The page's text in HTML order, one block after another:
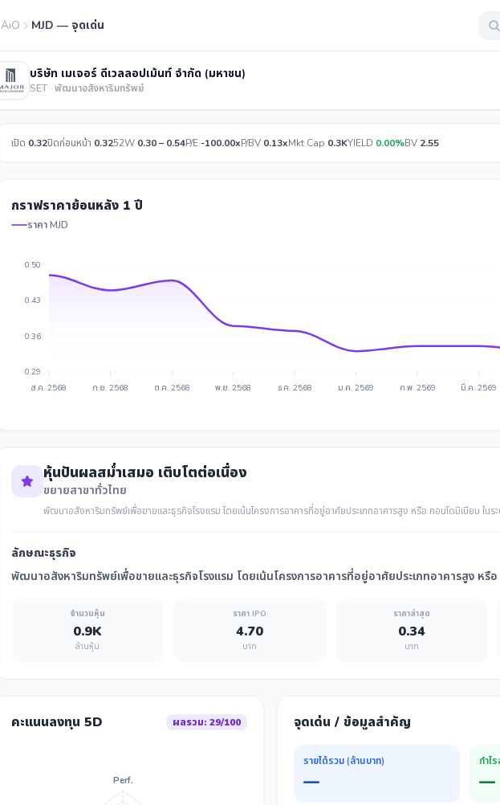
AiO MJD — จุดเด่น
บริษัท เมเจอร์ ดีเวลลอปเม้นท์ จำกัด (มหาชน)
SET · พัฒนาอสังหาริมทรัพย์
เปิด 0.32ปิดก่อนหน้า 0.3252W 0.30 – 0.54P/E-100.00xP/BV 0.13xMkt Cap 0.3KYIELD 0.00%BV 2.55
กราฟราคาย้อนหลัง 1 ปี
ราคา MJD
0.50
0.43
0.36
0.29
ส.ค. 2568
ก.ย. 2568 ต.ค. 2568 พ.ย. 2568 ธ.ค. 2568 ม.ค. 2569 ก.พ. 2569 มี.ค. 2569
หุ้นปันผลสม่ำเสมอ เติบโตต่อเนื่อง
ขยายสาขาทั่วไทย
พัฒนาอสังหาริมทรัพย์เพื่อขายและธุรกิจโรงแรม โดยเน้นโครงการอาคารที่อยู่อาศัยประเภทอาคารสูง หรือ คอนโดมิเนียม ในร
ลักษณะธุรกิจ
พัฒนาอสังหาริมทรัพย์เพื่อขายและธุรกิจโรงแรม โดยเน้นโครงการอาคารที่อยู่อาศัยประเภทอาคารสูง หรื
จำนวนหุ้น
0.9K
ล้านหุ้น
ราคา IPO
4.70
บาท
ราคาล่าสุด
0.34
บาท
คะแนนลงทุน 5D ผลรวม: 29/100
Perf.
จุดเด่น / ข้อมูลสำคัญ
รายได้รวม (ล้านบาท)
—
กำไ
—